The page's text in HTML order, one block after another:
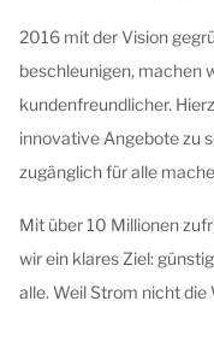
2016 mit der Vision
beschleunigen, machen
kundenfreundlicher.
innovative Angebote zu
zugänglich für alle
Mit über 10 Millionen
wir ein klares Ziel:
alle. Weil Strom nicht die